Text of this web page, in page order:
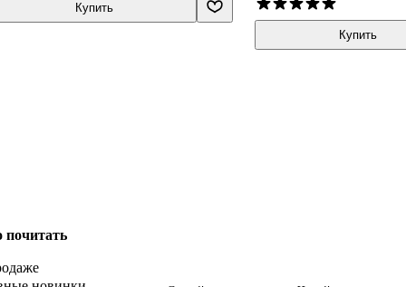
Купить
Купить
почитать